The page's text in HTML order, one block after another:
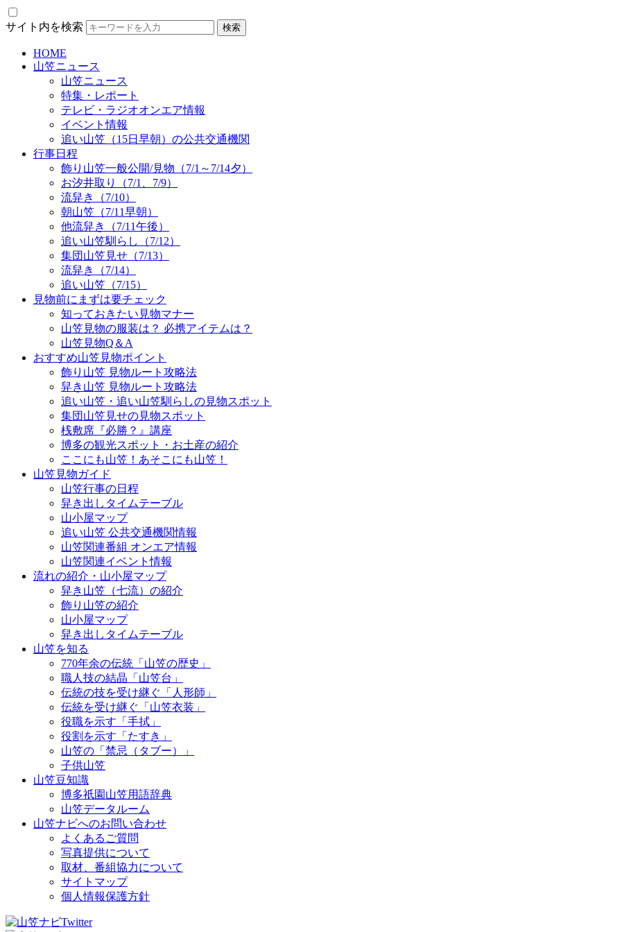
サイト内を検索
HOME
山笠ニュース
山笠ニュース
特集・レポート
テレビ・ラジオオンエア情報
イベント情報
追い山笠（15日早朝）の公共交通機関
行事日程
飾り山笠一般公開/見物（7/1～7/14夕）
お汐井取り（7/1、7/9）
流舁き（7/10）
朝山笠（7/11早朝）
他流舁き（7/11午後）
追い山笠馴らし（7/12）
集団山笠見せ（7/13）
流舁き（7/14）
追い山笠（7/15）
見物前にまずは要チェック
知っておきたい見物マナー
山笠見物の服装は？ 必携アイテムは？
山笠見物Q＆A
おすすめ山笠見物ポイント
飾り山笠 見物ルート攻略法
舁き山笠 見物ルート攻略法
追い山笠・追い山笠馴らしの見物スポット
集団山笠見せの見物スポット
桟敷席『必勝？』講座
博多の観光スポット・お土産の紹介
ここにも山笠！あそこにも山笠！
山笠見物ガイド
山笠行事の日程
舁き出しタイムテーブル
山小屋マップ
追い山笠 公共交通機関情報
山笠関連番組 オンエア情報
山笠関連イベント情報
流れの紹介・山小屋マップ
舁き山笠（七流）の紹介
飾り山笠の紹介
山小屋マップ
舁き出しタイムテーブル
山笠を知る
770年余の伝統「山笠の歴史」
職人技の結晶「山笠台」
伝統の技を受け継ぐ「人形師」
伝統を受け継ぐ「山笠衣装」
役職を示す「手拭」
役割を示す「たすき」
山笠の「禁忌（タブー）」
子供山笠
山笠豆知識
博多祇園山笠用語辞典
山笠データルーム
山笠ナビへのお問い合わせ
よくあるご質問
写真提供について
取材、番組協力について
サイトマップ
個人情報保護方針